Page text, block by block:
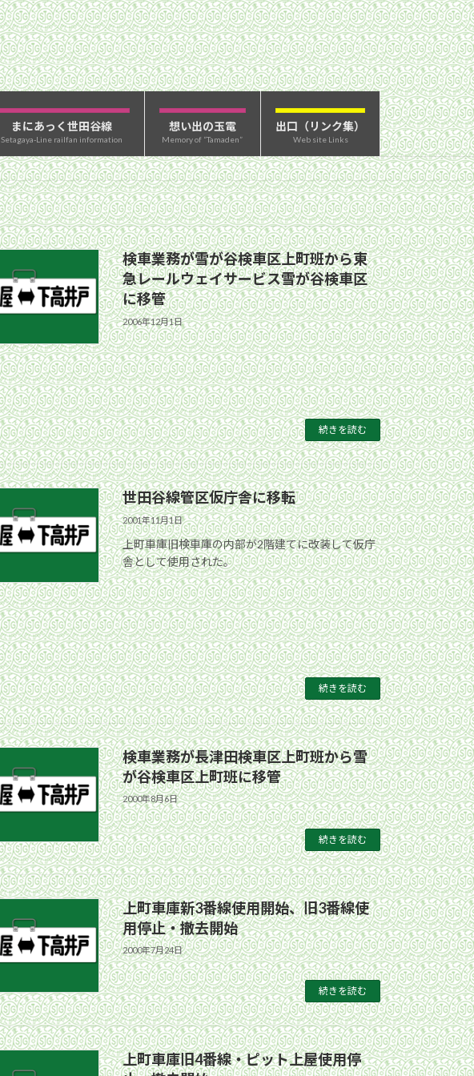
まにあっく世田谷線
Setagaya-Line railfan information
想い出の玉電
Memory of “Tamaden”
出口（リンク集）
Web site Links
検車業務が雪が谷検車区上町班から東
急レールウェイサービス雪が谷検車区
に移管
2006年12月1日
続きを読む
世田谷線管区仮庁舎に移転
2001年11月1日
上町車庫旧検車庫の内部が2階建てに改装して仮庁
舎として使用された。
続きを読む
検車業務が長津田検車区上町班から雪
が谷検車区上町班に移管
2000年8月6日
続きを読む
上町車庫新3番線使用開始、旧3番線使
用停止・撤去開始
2000年7月24日
続きを読む
上町車庫旧4番線・ピット上屋使用停